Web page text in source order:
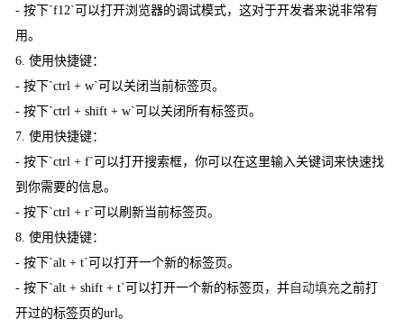
- 按下`f12`可以打开浏览器的调试模式，这对于开发者来说非常有
用。
6. 使用快捷键：
- 按下`ctrl + w`可以关闭当前标签页。
- 按下`ctrl + shift + w`可以关闭所有标签页。
7. 使用快捷键：
- 按下`ctrl + f`可以打开搜索框，你可以在这里输入关键词来快速找
到你需要的信息。
- 按下`ctrl + r`可以刷新当前标签页。
8. 使用快捷键：
- 按下`alt + t`可以打开一个新的标签页。
- 按下`alt + shift + t`可以打开一个新的标签页，并 自动填充之前打
开过的标签页的url。